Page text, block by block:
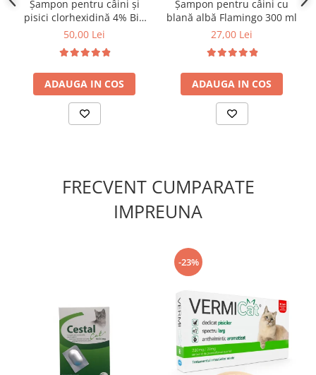
<5% surfactanți amfoteri
Parfum, benzoat de sodiu
Fabricat în Europa, conform standardelor de siguranță
pentru animale
Șampon pentru câini și
pisici clorhexidină 4% Bio
Med 300 ml
50,00 Lei
ADAUGA IN COS
Șampon pentru câini cu
blană albă Flamingo 300 ml
27,00 Lei
ADAUGA IN COS
FRECVENT CUMPARATE
IMPREUNA
-23%